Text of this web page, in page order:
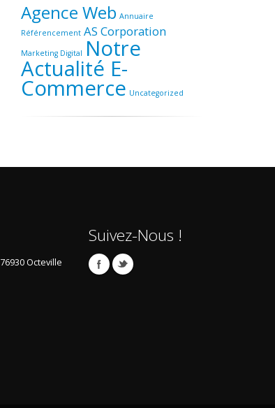
Agence Web Annuaire
Référencement AS Corporation
Marketing Digital Notre
Actualité E-
Commerce Uncategorized
76930 Octeville
Suivez-Nous !